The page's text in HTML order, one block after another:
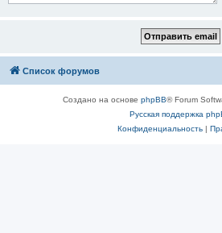
Список форумов
Создано на основе phpBB® Forum
Русская поддержка
Конфиденциальность|